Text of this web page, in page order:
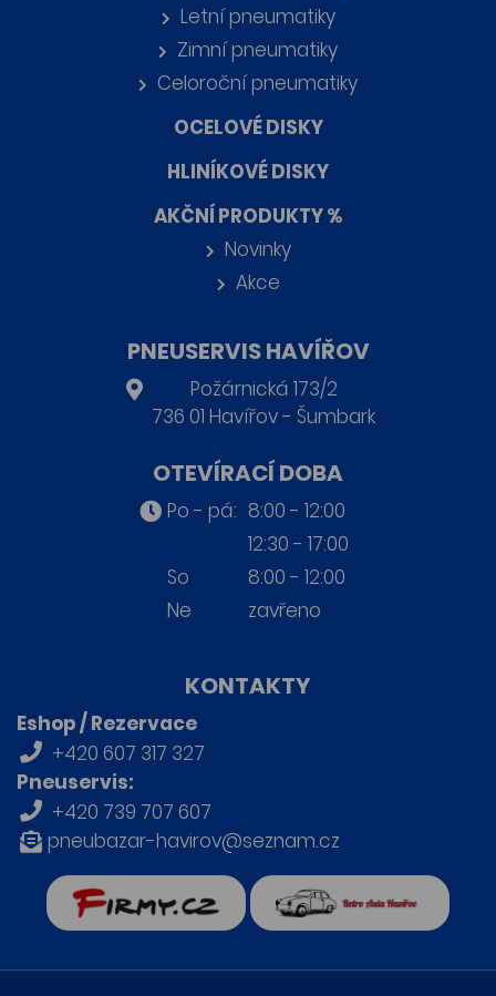
Letní pneumatiky
Zimní pneumatiky
Celoroční pneumatiky
OCELOVÉ DISKY
HLINÍKOVÉ DISKY
AKČNÍ PRODUKTY %
Novinky
Akce
PNEUSERVIS HAVÍŘOV
Požárnická 173/2
736 01 Havířov - Šumbark
OTEVÍRACÍ DOBA
Po - pá: 8:00 - 12:00
12:30 - 17:00
So
8:00 - 12:00
Ne
zavřeno
KONTAKTY
Eshop / Rezervace
+420 607 317 327
Pneuservis:
+420 739 707 607
pneubazar-havirov@seznam.cz
Retro auta Havířov